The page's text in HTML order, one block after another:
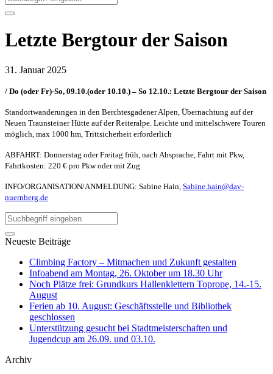
Letzte Bergtour der Saison
31. Januar 2025
/ Do (oder Fr)-So, 09.10.(oder 10.10.) – So 12.10.: Letzte Bergtour der Saison
Standortwanderungen in den Berchtesgadener Alpen, Übernachtung auf der
Neuen Traunsteiner Hütte auf der Reiteralpe. Leichte und mittelschwere Touren
möglich, max 1000 hm, Trittsicherheit erforderlich
ABFAHRT: Donnerstag oder Freitag früh, nach Absprache, Fahrt mit Pkw,
Fahrtkosten: 220 € pro Pkw oder mit Zug
INFO/ORGANISATION/ANMELDUNG: Sabine Hain, Sabine.hain@dav-
nuernberg.de
Neueste Beiträge
Climbing Factory – Mitmachen und Zukunft gestalten
Infoabend am Montag, 26. Oktober um 18.30 Uhr
Noch Plätze frei: Grundkurs Hallenklettern Toprope, 14.-15.
August
Ferien ab 10. August: Geschäftsstelle und Bibliothek
geschlossen
Unterstützung gesucht bei Stadtmeisterschaften und
Jugendcup am 26.09. und 03.10.
Archiv